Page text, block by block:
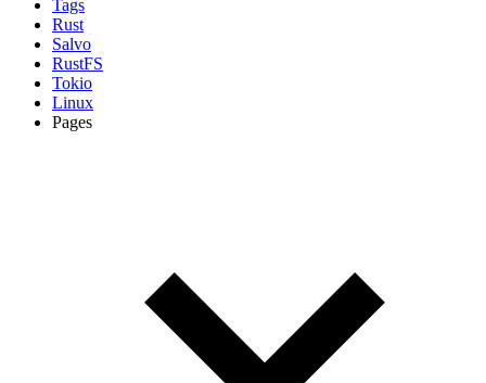
Tags
Rust
Salvo
RustFS
Tokio
Linux
Pages